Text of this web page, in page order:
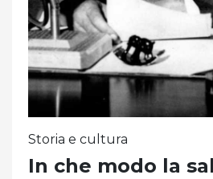
Storia e cultura
In che modo la